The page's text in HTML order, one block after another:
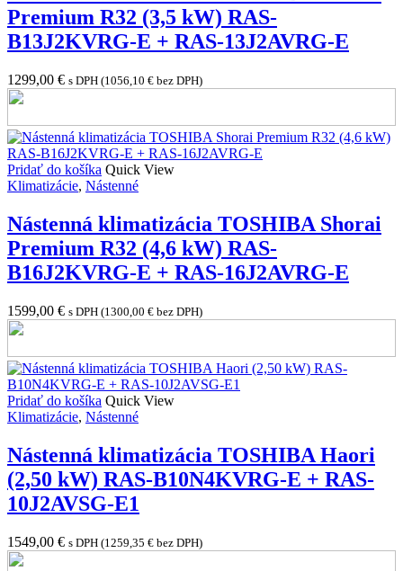
Premium R32 (3,5 kW) RAS-
B13J2KVRG-E + RAS-13J2AVRG-E
1299,00 € s DPH (1056,10 € bez DPH)
Pridať do košíka Quick View
Klimatizácie, Nástenné
Nástenná klimatizácia TOSHIBA Shorai
Premium R32 (4,6 kW) RAS-
B16J2KVRG-E + RAS-16J2AVRG-E
1599,00 € s DPH (1300,00 € bez DPH)
Pridať do košíka Quick View
Klimatizácie, Nástenné
Nástenná klimatizácia TOSHIBA Haori
(2,50 kW) RAS-B10N4KVRG-E + RAS-
10J2AVSG-E1
1549,00 € s DPH (1259,35 € bez DPH)